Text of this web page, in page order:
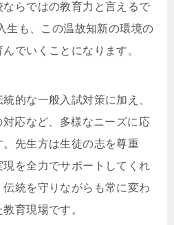
らではの教育力と言えるで
生も、この温故知新の環境の
でいくことになります。
的な一般入試対策に加え、
対応など、多様なニーズに応
先生方は生徒の志を尊重
を全力でサポートしてくれ
統を守りながらも常に変わ
育現場です。